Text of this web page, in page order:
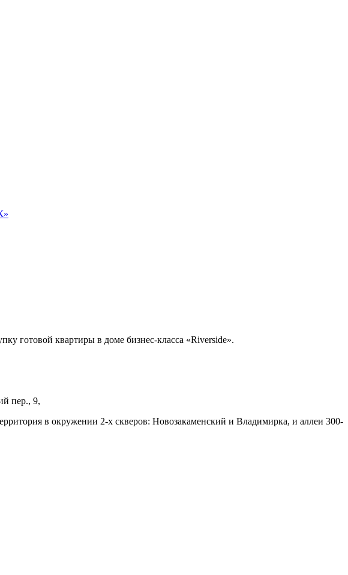
готовой квартиры в доме бизнес-класса «Riverside».
пер., 9,
в окружении 2-х скверов: Новозакаменский и Владимирка, и аллеи 300-